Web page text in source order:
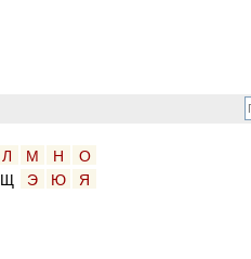
Л М Н
О
Щ Э Ю Я